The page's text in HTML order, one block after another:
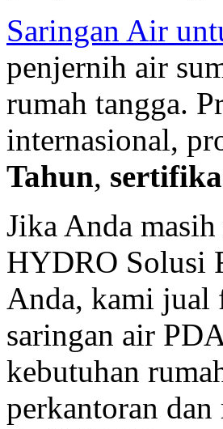
Saringan Air
penjernih air
rumah tangga.
internasional,
Tahun,
Jika Anda
HYDRO Solusi
Anda, kami jual
saringan air
kebutuhan
perkantoran